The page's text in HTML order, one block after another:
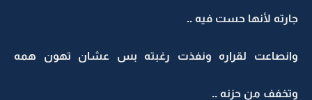
جارته لأنها حست فيه ..
وانصاعت لقراره ونفذت رغبته بس عشان تهون همه
وتخفف من حزنه ..